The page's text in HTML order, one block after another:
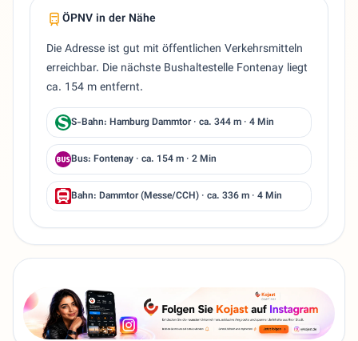
ÖPNV in der Nähe
Die Adresse ist gut mit öffentlichen Verkehrsmitteln
erreichbar. Die nächste Bushaltestelle Fontenay liegt
ca. 154 m entfernt.
S-Bahn: Hamburg Dammtor · ca. 344 m · 4 Min
Bus: Fontenay · ca. 154 m · 2 Min
Bahn: Dammtor (Messe/CCH) · ca. 336 m · 4 Min